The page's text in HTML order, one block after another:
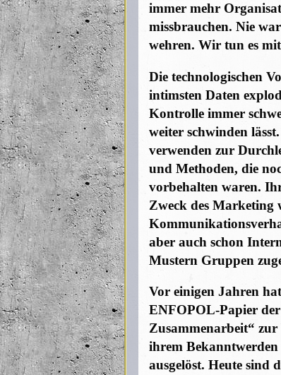
immer mehr
missbrauchen. Nie
wehren. Wir tun es
Die technologischen
intimsten Daten
Kontrolle immer
weiter schwinden
verwenden zur
und Methoden, die
vorbehalten waren.
Zweck des Marketing
aber auch schon
Mustern Gruppen
Vor einigen Jahren
ENFOPOL-Papier
Zusammenarbeit“
ihrem
ausgelöst. Heute sind